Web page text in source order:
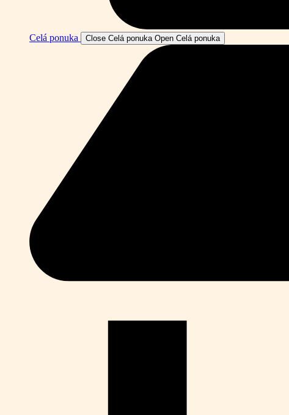
Celá ponuka Close Celá ponuka Open Celá ponuka